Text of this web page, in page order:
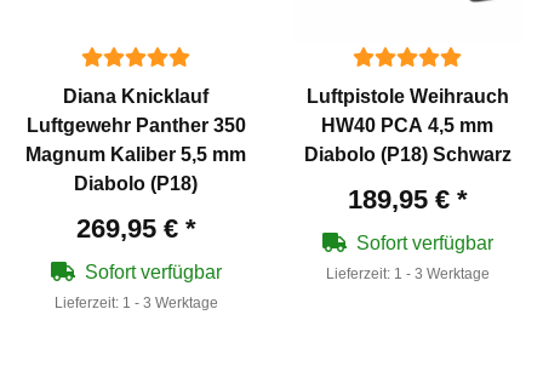
Diana Knicklauf
Luftgewehr Panther 350
Magnum Kaliber 5,5 mm
Diabolo (P18)
269,95 € *
Sofort verfügbar
Lieferzeit: 1 - 3 Werktage
Luftpistole Weihrauch
HW40 PCA 4,5 mm
Diabolo (P18) Schwarz
189,95 € *
Sofort verfügbar
Lieferzeit: 1 - 3 Werktage